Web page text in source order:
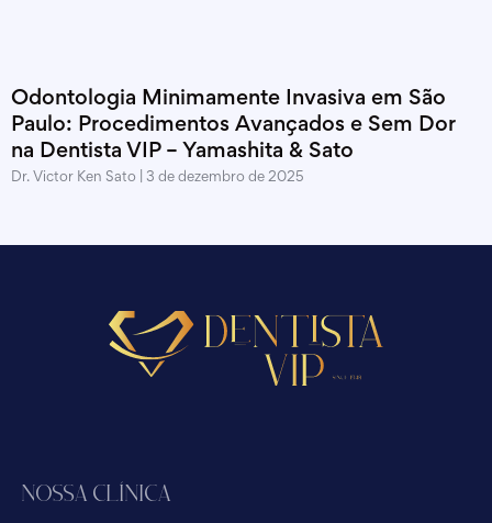
Odontologia Minimamente Invasiva em São
Paulo: Procedimentos Avançados e Sem Dor
na Dentista VIP – Yamashita & Sato
Dr. Victor Ken Sato 3 de dezembro de 2025
Nossa Clínica